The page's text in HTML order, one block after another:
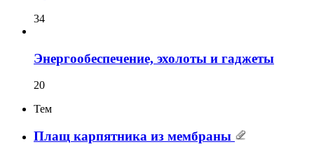
34
Энергообеспечение, эхолоты и гаджеты
20
Тем
Плащ карпятника из мембраны